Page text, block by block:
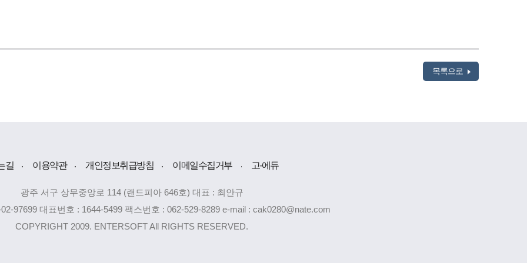
목록으로
길 이용약관 개인정보취급방침 이메일수집거부 고-에듀
광주 서구 상무중앙로 114 (랜드피아 646호) 대표 : 최안규
97699 대표번호 : 1644-5499 팩스번호 : 062-529-8289 e-mail : cak0280@nate.com
COPYRIGHT 2009. ENTERSOFT All RIGHTS RESERVED.